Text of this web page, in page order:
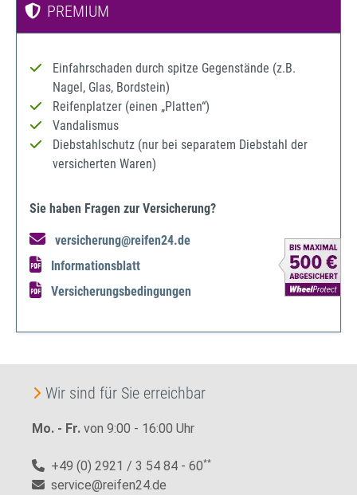
PREMIUM
Einfahrschaden durch spitze Gegenstände (z.B.
Nagel, Glas, Bordstein)
Reifenplatzer (einen „Platten“)
Vandalismus
Diebstahlschutz (nur bei separatem Diebstahl der
versicherten Waren)
Sie haben Fragen zur Versicherung?
versicherung@reifen24.de
Informationsblatt
Versicherungsbedingungen
Wir sind für Sie erreichbar
Mo. - Fr. von 9:00 - 16:00 Uhr
+49 (0) 2921 / 3 54 84 - 60**
service@reifen24.de